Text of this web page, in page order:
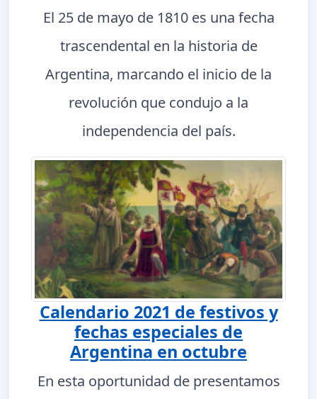
El 25 de mayo de 1810 es una fecha
trascendental en la historia de
Argentina, marcando el inicio de la
revolución que condujo a la
independencia del país.
Calendario 2021 de festivos y
fechas especiales de
Argentina en octubre
En esta oportunidad de presentamos